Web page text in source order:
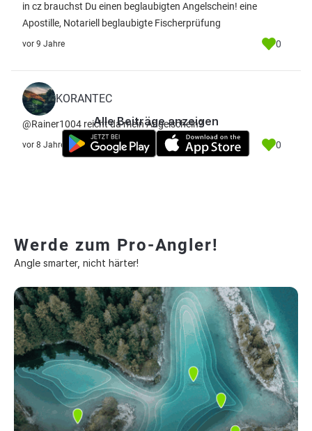
in cz brauchst Du einen beglaubigten Angelschein! eine
Apostille, Notariell beglaubigte Fischerprüfung
vor 9 Jahre 0
KORANTEC
@Rainer1004 reicht da mein Angelschein?
vor 8 Jahre 0
Alle Beiträge anzeigen
Werde zum Pro-Angler!
Angle smarter, nicht härter!